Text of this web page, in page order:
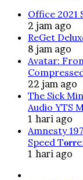
Office 2021
2 jam ago
ReGet
8 jam ago
Avatar:
22 jam ago
The Sick
Audio YTS
1 hari ago
Amnesty
Speed
1 hari ago